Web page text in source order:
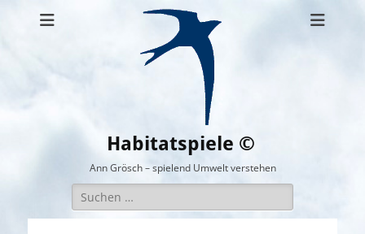
Habitatspiele ©
Ann Grösch – spielend Umwelt verstehen
Suchen
nach: